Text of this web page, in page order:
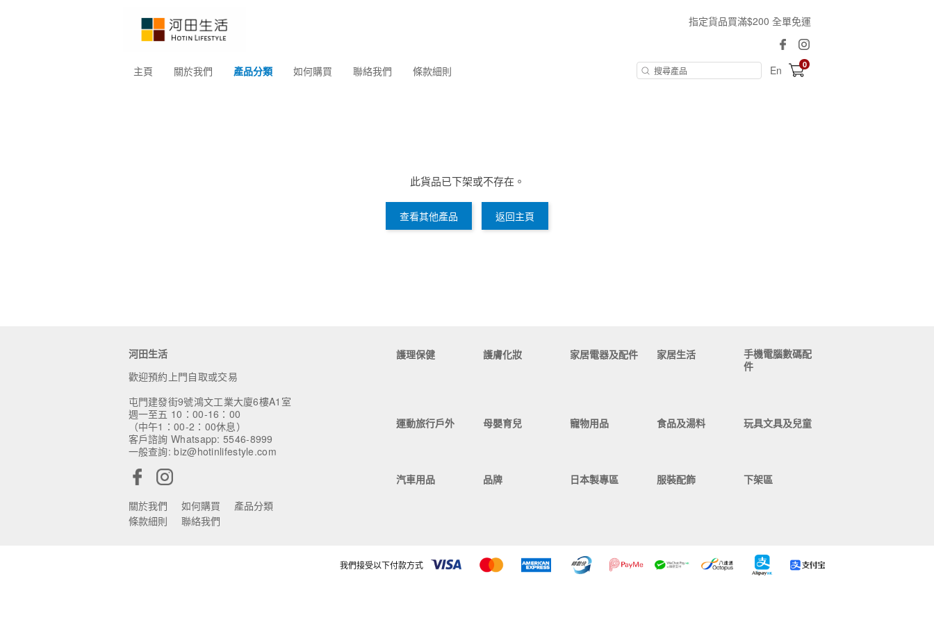
指定貨品買滿$200 全單免運
主頁 關於我們 產品分類 如何購買 聯絡我們 條款細則 En 0
此貨品已下架或不存在。
查看其他產品 返回主頁
河田生活
歡迎預約上門自取或交易
屯門建發街9號鴻文工業大廈6樓A1室
週一至五 10：00-16：00
（中午1：00-2：00休息）
客戶諮詢 Whatsapp: 5546-8999
一般查詢: biz@hotinlifestyle.com
關於我們 如何購買
產品分類
條款細則
聯絡我們
護理保健 護膚化妝 家居電器及配件 家居生活
手機電腦數碼配
件
運動旅行戶外 母嬰育兒 寵物用品 食品及湯料 玩具文具及兒童
汽車用品 品牌 日本製專區 服裝配飾 下架區
我們接受以下付款方式